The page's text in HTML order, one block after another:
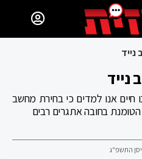
נייד
חיים אנו למדים כי בחירת מחשב
בחובה אתגרים רבים
התשפ"ג